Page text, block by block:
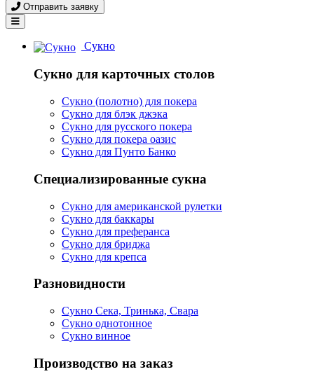
Отправить заявку
Сукно
Сукно для карточных столов
Сукно (полотно) для покера
Сукно для блэк джэка
Сукно для русского покера
Сукно для покера оазис
Сукно для Пунто Банко
Специализированные сукна
Сукно для американской рулетки
Сукно для баккары
Сукно для преферанса
Сукно для бриджа
Сукно для крепса
Разновидности
Сукно Сека, Тринька, Свара
Сукно однотонное
Сукно винное
Производство на заказ